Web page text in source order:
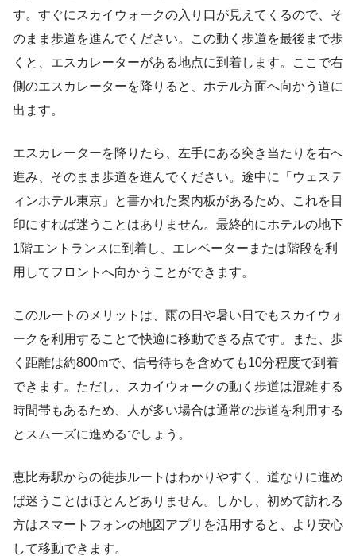
す。すぐにスカイウォークの入り口が見えてくるので、そ
のまま歩道を進んでください。この動く歩道を最後まで歩
くと、エスカレーターがある地点に到着します。ここで右
側のエスカレーターを降りると、ホテル方面へ向かう道に
出ます。
エスカレーターを降りたら、左手にある突き当たりを右へ
進み、そのまま歩道を進んでください。途中に「ウェステ
ィンホテル東京」と書かれた案内板があるため、これを目
印にすれば迷うことはありません。最終的にホテルの地下
1階エントランスに到着し、エレベーターまたは階段を利
用してフロントへ向かうことができます。
このルートのメリットは、雨の日や暑い日でもスカイウォ
ークを利用することで快適に移動できる点です。また、歩
く距離は約800mで、信号待ちを含めても10分程度で到着
できます。ただし、スカイウォークの動く歩道は混雑する
時間帯もあるため、人が多い場合は通常の歩道を利用する
とスムーズに進めるでしょう。
恵比寿駅からの徒歩ルートはわかりやすく、道なりに進め
ば迷うことはほとんどありません。しかし、初めて訪れる
方はスマートフォンの地図アプリを活用すると、より安心
して移動できます。